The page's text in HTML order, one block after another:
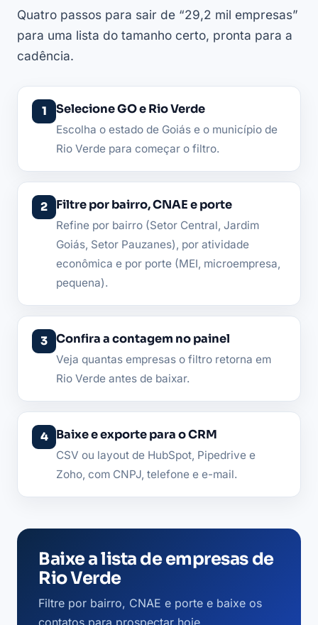
Quatro passos para sair de “29,2 mil empresas”
para uma lista do tamanho certo, pronta para a
cadência.
Selecione GO e Rio Verde
Escolha o estado de Goiás e o município de
Rio Verde para começar o filtro.
Filtre por bairro, CNAE e porte
Refine por bairro (Setor Central, Jardim
Goiás, Setor Pauzanes), por atividade
econômica e por porte (MEI, microempresa,
pequena).
Confira a contagem no painel
Veja quantas empresas o filtro retorna em
Rio Verde antes de baixar.
Baixe e exporte para o CRM
CSV ou layout de HubSpot, Pipedrive e
Zoho, com CNPJ, telefone e e-mail.
Baixe a lista de empresas de
Rio Verde
Filtre por bairro, CNAE e porte e baixe os
contatos para prospectar hoje.